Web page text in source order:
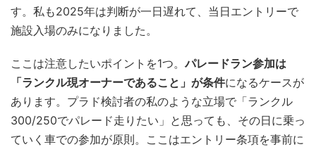
す。私も2025年は判断が一日遅れて、当日エントリーで
施設入場のみになりました。
ここは注意したいポイントを1つ。パレードラン参加は
「ランクル現オーナーであること」が条件になるケースが
あります。プラド検討者の私のような立場で「ランクル
300/250でパレード走りたい」と思っても、その日に乗っ
ていく車での参加が原則。ここはエントリー条項を事前に